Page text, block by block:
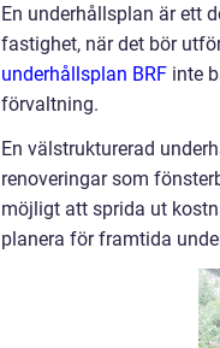
En underhållsplan är ett
fastighet, när det bör
underhållsplan BRF inte
förvaltning.
En välstrukturerad
renoveringar som
möjligt att sprida ut
planera för framtida